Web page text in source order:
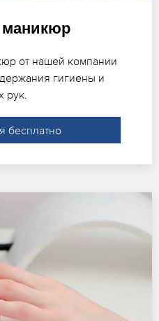
маникюр
от нашей компании
гигиены и
рук.
бесплатно